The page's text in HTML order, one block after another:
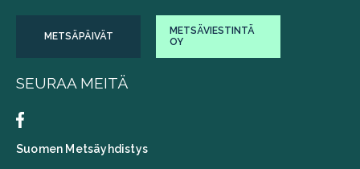
METSÄPÄIVÄT
METSÄVIESTINTÄ
OY
SEURAA MEITÄ
Suomen Metsäyhdistys